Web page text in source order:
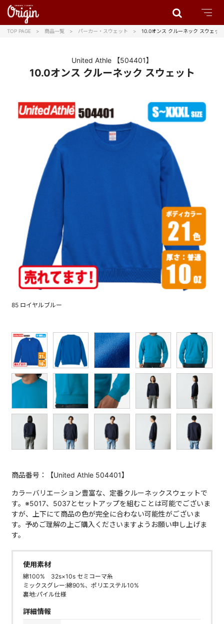
TOP PAGE 商品一覧 パーカー・スウェット 10.0オンス クルーネック スウェット
United Athle 【504401】
10.0オンス クルーネック スウェット
85 ロイヤルブルー
商品番号：【United Athle 504401】
カラーバリエーション豊富な、定番クルーネックスウェットで
す。※5017、5037とセットアップを組むことは可能でございま
すが、上下にて商品の色が完全に合わない可能性がございま
す。予めご理解の上ご購入くださいますようお願い申し上げま
す。
使用素材
綿100% 32s×10s セミコーマ糸
ミックスグレー:綿90%、ポリエステル10%
裏地:パイル仕様
詳細情報